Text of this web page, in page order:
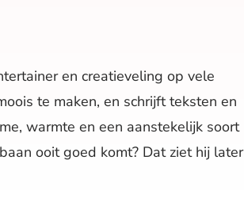
en creatieveling op vele
te maken, en schrijft teksten en
warmte en een aanstekelijk soort
ooit goed komt? Dat ziet hij later